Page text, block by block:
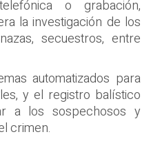
o grabación,
la investigación de los
secuestros, entre
automatizados para
y el registro balístico
a los sospechosos y
crimen.